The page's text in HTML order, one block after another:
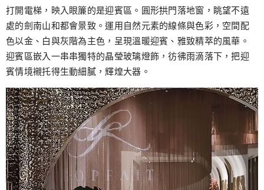
打開電梯，映入眼簾的是迎賓區。圓形拱門落地窗，眺望不遠
處的劍南山和都會景致。運用自然元素的線條與色彩，空間配
色以金、白與灰階為主色，呈現溫暖迎賓、雅致精萃的風華。
迎賓區嵌入一串串獨特的晶瑩玻璃燈飾，彷彿雨滴落下，把迎
賓情境襯托得生動細膩，輝煌大器。